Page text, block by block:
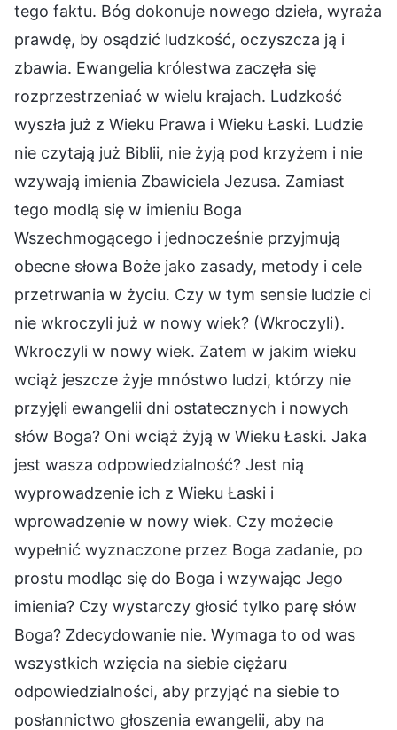
tego faktu. Bóg dokonuje nowego dzieła, wyraża
prawdę, by osądzić ludzkość, oczyszcza ją i
zbawia. Ewangelia królestwa zaczęła się
rozprzestrzeniać w wielu krajach. Ludzkość
wyszła już z Wieku Prawa i Wieku Łaski. Ludzie
nie czytają już Biblii, nie żyją pod krzyżem i nie
wzywają imienia Zbawiciela Jezusa. Zamiast
tego modlą się w imieniu Boga
Wszechmogącego i jednocześnie przyjmują
obecne słowa Boże jako zasady, metody i cele
przetrwania w życiu. Czy w tym sensie ludzie ci
nie wkroczyli już w nowy wiek? (Wkroczyli).
Wkroczyli w nowy wiek. Zatem w jakim wieku
wciąż jeszcze żyje mnóstwo ludzi, którzy nie
przyjęli ewangelii dni ostatecznych i nowych
słów Boga? Oni wciąż żyją w Wieku Łaski. Jaka
jest wasza odpowiedzialność? Jest nią
wyprowadzenie ich z Wieku Łaski i
wprowadzenie w nowy wiek. Czy możecie
wypełnić wyznaczone przez Boga zadanie, po
prostu modląc się do Boga i wzywając Jego
imienia? Czy wystarczy głosić tylko parę słów
Boga? Zdecydowanie nie. Wymaga to od was
wszystkich wzięcia na siebie ciężaru
odpowiedzialności, aby przyjąć na siebie to
posłannictwo głoszenia ewangelii, aby na